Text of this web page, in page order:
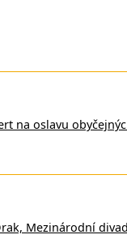
na oslavu
Mezinárodní